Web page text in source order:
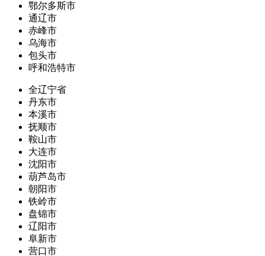
鄂尔多斯市
通辽市
赤峰市
乌海市
包头市
呼和浩特市
全辽宁省
丹东市
本溪市
抚顺市
鞍山市
大连市
沈阳市
葫芦岛市
朝阳市
铁岭市
盘锦市
辽阳市
阜新市
营口市